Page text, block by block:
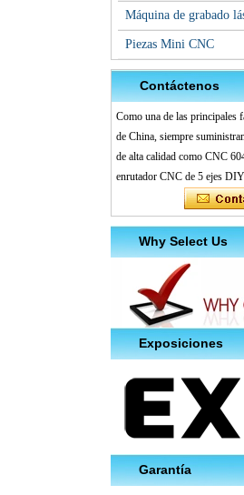
Máquina de grabado
Piezas Mini CNC
Contáctenos
Como una de las principales
de China, siempre
de alta calidad como CNC
enrutador CNC de 5 ejes
Why Select Us
Exposiciones
Garantía